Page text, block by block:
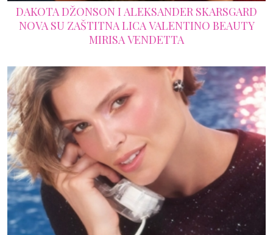
DAKOTA DŽONSON I ALEKSANDER SKARSGARD
NOVA SU ZAŠTITNA LICA VALENTINO BEAUTY
MIRISA VENDETTA